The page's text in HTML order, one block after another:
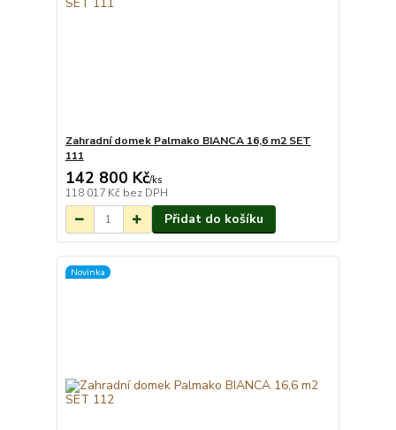
Zahradní domek Palmako BIANCA 16,6 m2 SET
111
142 800 Kč/ks
118 017 Kč bez DPH
Přidat do košíku
Novinka